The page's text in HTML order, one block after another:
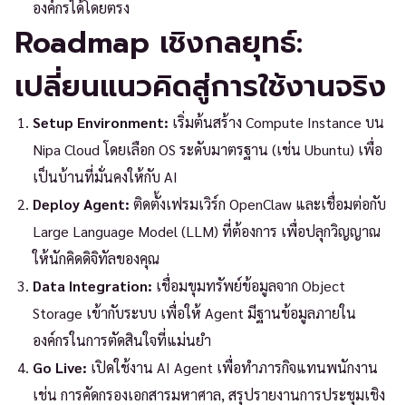
องค์กรได้โดยตรง
Roadmap เชิงกลยุทธ์:
เปลี่ยนแนวคิดสู่การใช้งานจริง
Setup Environment: เริ่มต้นสร้าง Compute Instance บน
Nipa Cloud โดยเลือก OS ระดับมาตรฐาน (เช่น Ubuntu) เพื่อ
เป็นบ้านที่มั่นคงให้กับ AI
Deploy Agent: ติดตั้งเฟรมเวิร์ก OpenClaw และเชื่อมต่อกับ
Large Language Model (LLM) ที่ต้องการ เพื่อปลุกวิญญาณ
ให้นักคิดดิจิทัลของคุณ
Data Integration: เชื่อมขุมทรัพย์ข้อมูลจาก Object
Storage เข้ากับระบบ เพื่อให้ Agent มีฐานข้อมูลภายใน
องค์กรในการตัดสินใจที่แม่นยำ
Go Live: เปิดใช้งาน AI Agent เพื่อทำภารกิจแทนพนักงาน
เช่น การคัดกรองเอกสารมหาศาล, สรุปรายงานการประชุมเชิง